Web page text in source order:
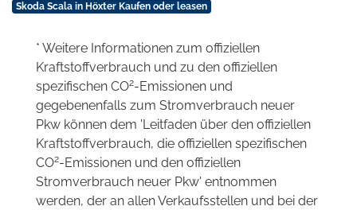
Skoda Scala in Höxter Kaufen oder leasen
* Weitere Informationen zum offiziellen
Kraftstoffverbrauch und zu den offiziellen
spezifischen CO2-Emissionen und
gegebenenfalls zum Stromverbrauch neuer
Pkw können dem 'Leitfaden über den offiziellen
Kraftstoffverbrauch, die offiziellen spezifischen
CO2-Emissionen und den offiziellen
Stromverbrauch neuer Pkw' entnommen
werden, der an allen Verkaufsstellen und bei der